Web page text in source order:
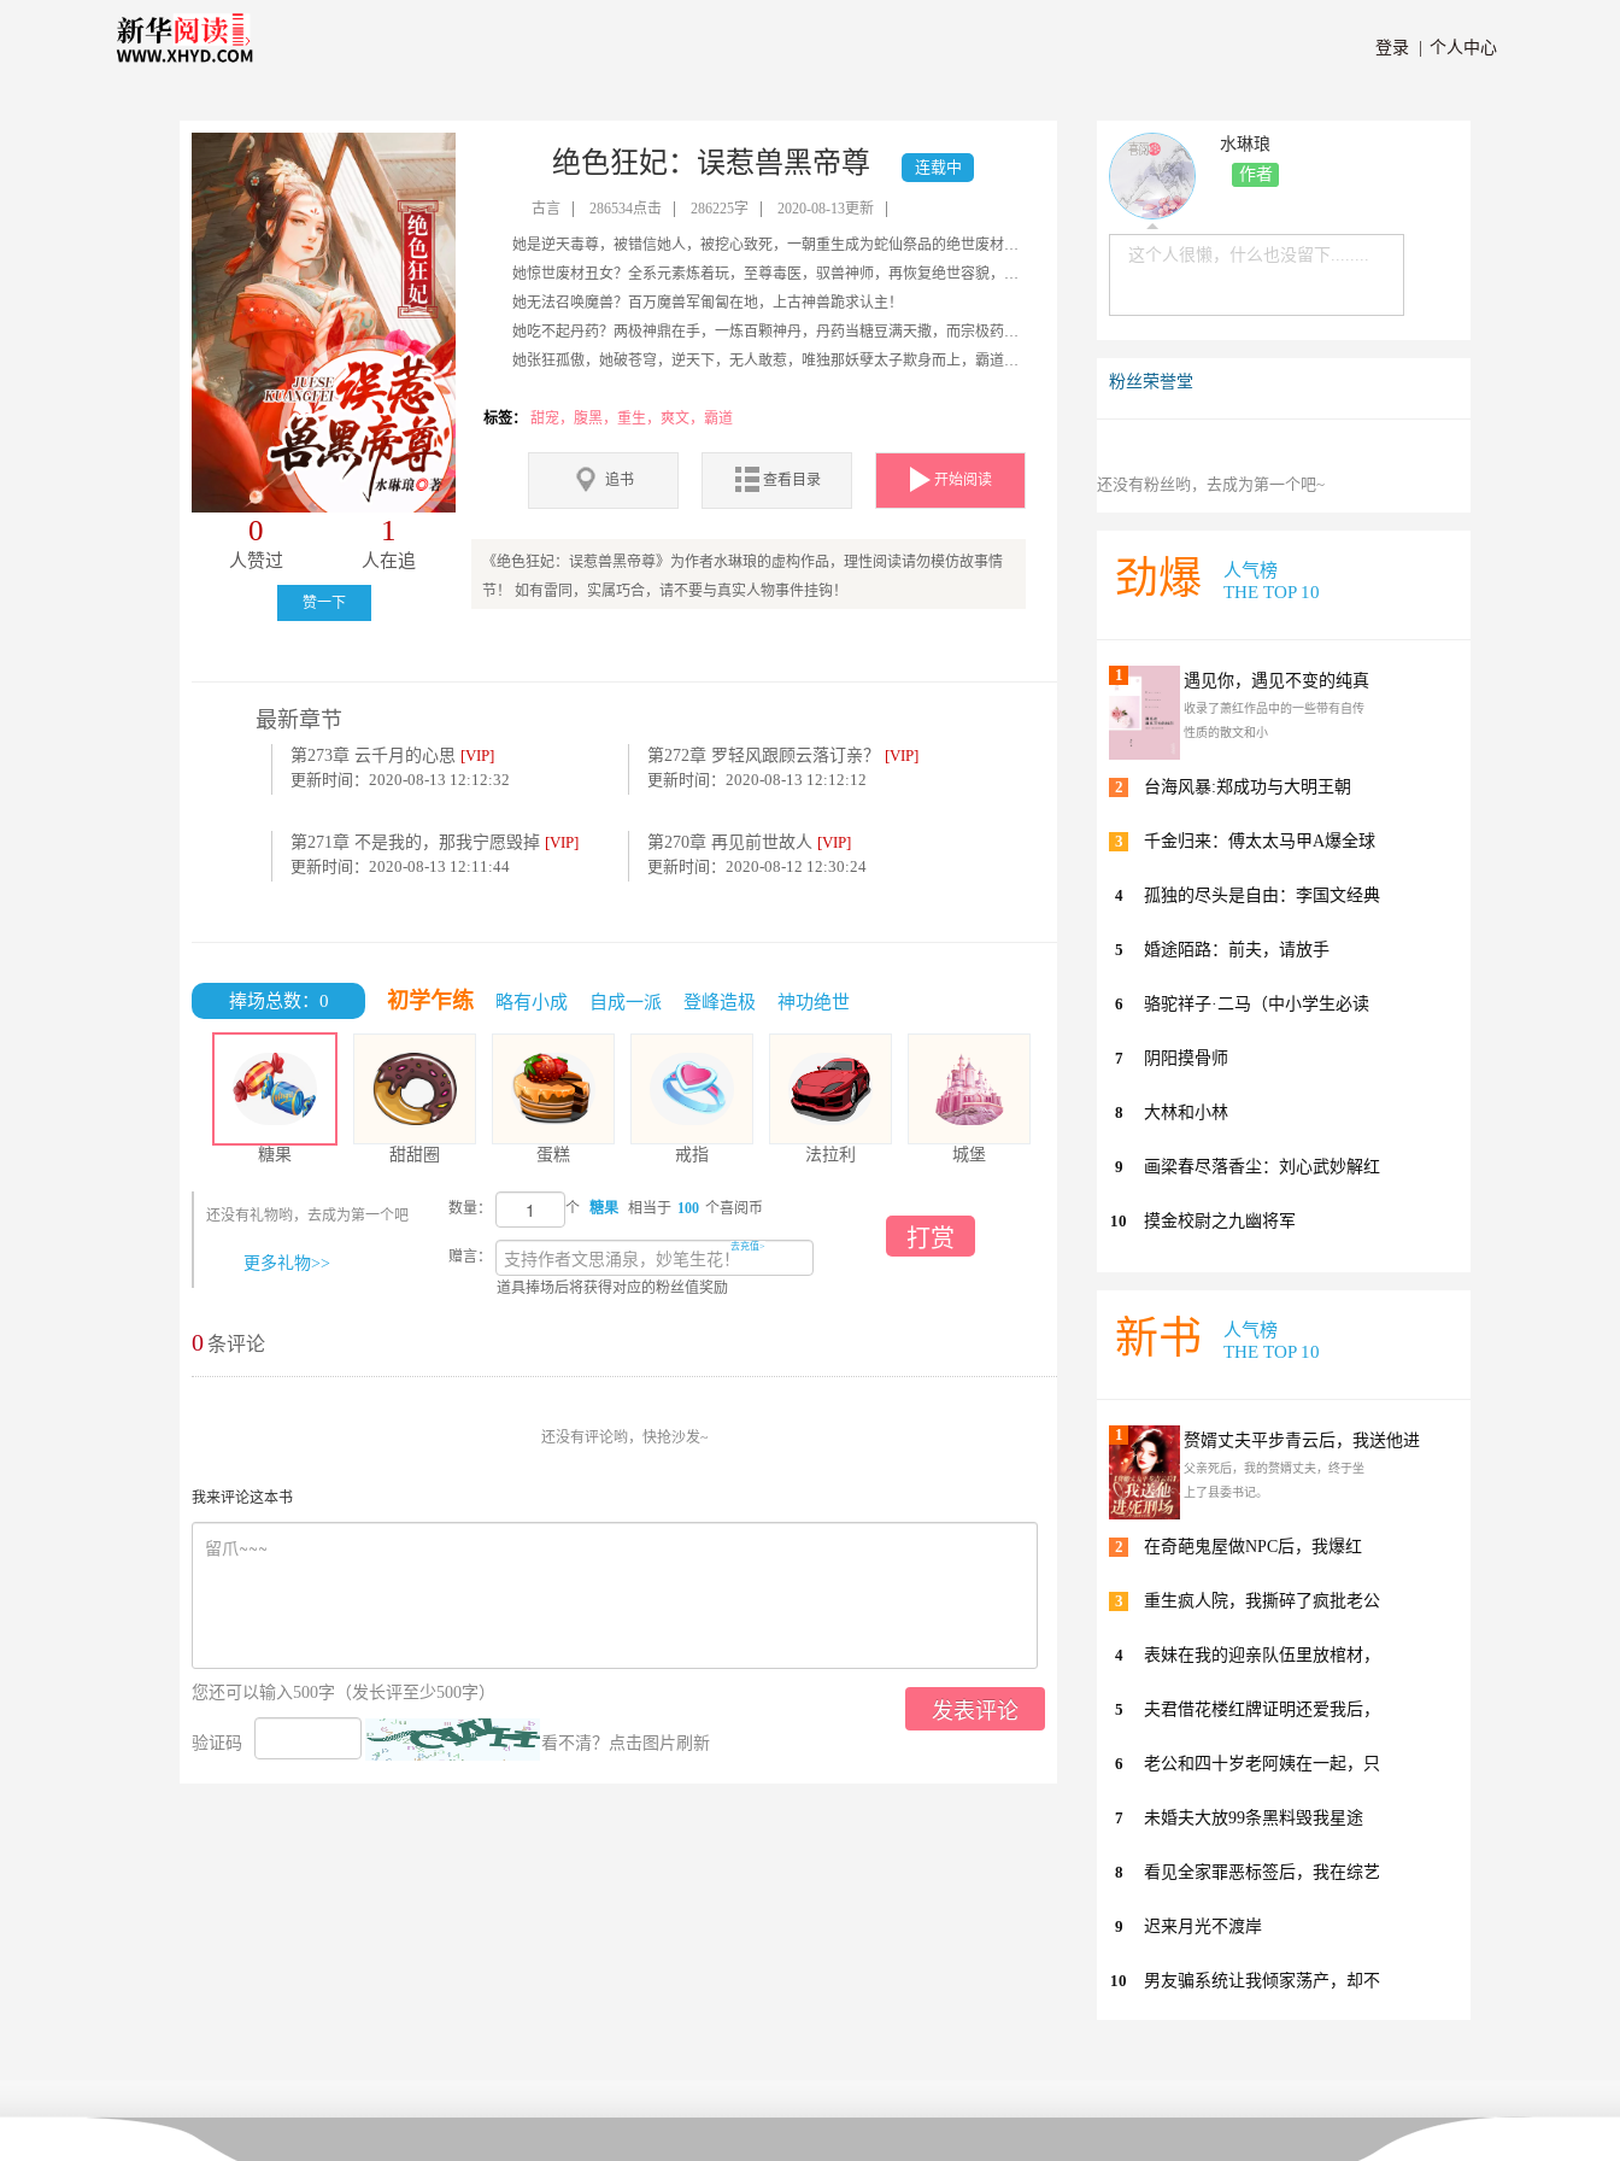
登录 | 个人中心
0
人赞过
1
人在追
赞一下
绝色狂妃：误惹兽黑帝尊 连载中
古言 286534点击 286225字 2020-08-13更新
她是逆天毒尊，被错信她人，被挖心致死，一朝重生成为蛇仙祭品的绝世废材丑女身上。
她惊世废材丑女？全系元素炼着玩，至尊毒医，驭兽神师，再恢复绝世容貌，亮瞎你的狗眼！
她无法召唤魔兽？百万魔兽军匍匐在地，上古神兽跪求认主！
她吃不起丹药？两极神鼎在手，一炼百颗神丹，丹药当糖豆满天撒，而宗极药神更是跪地拜师！
她张狂孤傲，她破苍穹，逆天下，无人敢惹，唯独那妖孽太子欺身而上，霸道守护。
标签： 甜宠，腹黑，重生，爽文，霸道
追书 查看目录 开始阅读
《绝色狂妃：误惹兽黑帝尊》为作者水琳琅的虚构作品，理性阅读请勿模仿故事情
节！ 如有雷同，实属巧合，请不要与真实人物事件挂钩！
最新章节
第273章 云千月的心思 [VIP]
更新时间：2020-08-13 12:12:32
第272章 罗轻风跟顾云落订亲？ [VIP]
更新时间：2020-08-13 12:12:12
第271章 不是我的，那我宁愿毁掉 [VIP]
更新时间：2020-08-13 12:11:44
第270章 再见前世故人 [VIP]
更新时间：2020-08-12 12:30:24
捧场总数：0 初学乍练 略有小成 自成一派 登峰造极 神功绝世
糖果 甜甜圈 蛋糕 戒指 法拉利 城堡
还没有礼物哟，去成为第一个吧
更多礼物>>
数量： 个 糖果 相当于 100 个喜阅币
去充值>
赠言：
道具捧场后将获得对应的粉丝值奖励
打赏
0条评论
还没有评论哟，快抢沙发~
我来评论这本书
您还可以输入500字（发长评至少500字）
验证码 看不清？点击图片刷新
发表评论
水琳琅
作者
这个人很懒，什么也没留下........
粉丝荣誉堂
还没有粉丝哟，去成为第一个吧~
劲爆
人气榜
THE TOP 10
1 遇见你，遇见不变的纯真
收录了萧红作品中的一些带有自传
性质的散文和小
2 台海风暴:郑成功与大明王朝
3 千金归来：傅太太马甲A爆全球
4 孤独的尽头是自由：李国文经典
5 婚途陌路：前夫，请放手
6 骆驼祥子·二马（中小学生必读
7 阴阳摸骨师
8 大林和小林
9 画梁春尽落香尘：刘心武妙解红
10 摸金校尉之九幽将军
新书
人气榜
THE TOP 10
1 赘婿丈夫平步青云后，我送他进
父亲死后，我的赘婿丈夫，终于坐
上了县委书记。
2 在奇葩鬼屋做NPC后，我爆红
3 重生疯人院，我撕碎了疯批老公
4 表妹在我的迎亲队伍里放棺材，
5 夫君借花楼红牌证明还爱我后，
6 老公和四十岁老阿姨在一起，只
7 未婚夫大放99条黑料毁我星途
8 看见全家罪恶标签后，我在综艺
9 迟来月光不渡岸
10 男友骗系统让我倾家荡产，却不